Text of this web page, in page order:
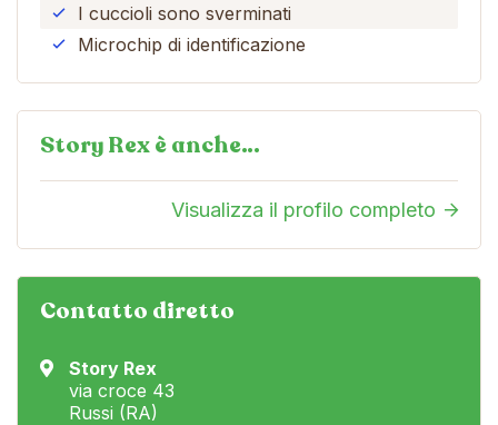
I cuccioli sono sverminati
Microchip di identificazione
Story Rex è anche…
Visualizza il profilo completo
Contatto diretto
Story Rex
via croce 43
Russi (RA)